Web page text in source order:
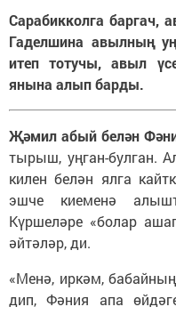
Сарабикколга баргач,
Гаделшина авылның
итеп тотучы, авыл
янына алып барды.
Җәмил абый белән
тырыш, уңган-булган.
килен белән ялга
эшче киеменә
Күршеләре «болар
әйтәләр, ди.
«Менә, иркәм,
дип, Фәния апа